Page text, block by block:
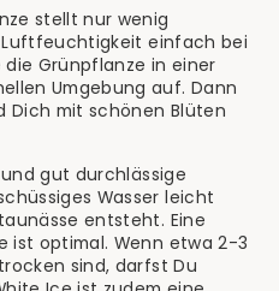
stellt nur wenig
einfach bei
Grünpflanze in einer
Umgebung auf. Dann
Dich mit schönen Blüten
gut durchlässige
Wasser leicht
entsteht. Eine
ist optimal. Wenn etwa 2-3
sind, darfst Du